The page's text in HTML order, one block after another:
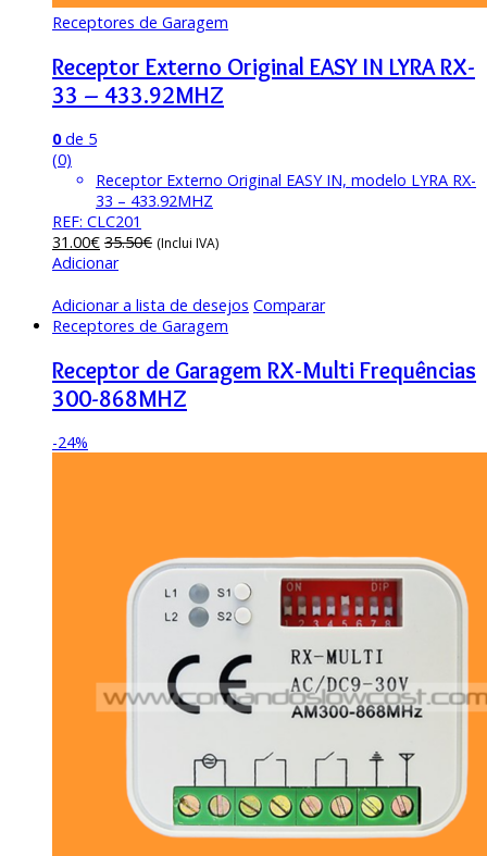
Receptores de Garagem
Receptor Externo Original EASY IN LYRA RX-
33 – 433.92MHZ
0de 5
(0)
Receptor Externo Original EASY IN, modelo LYRA RX-
33 – 433.92MHZ
REF: CLC201
31.00€ 35.50€ (Inclui IVA)
Adicionar
Adicionar a lista de desejos Comparar
Receptores de Garagem
Receptor de Garagem RX-Multi Frequências
300-868MHZ
-24%